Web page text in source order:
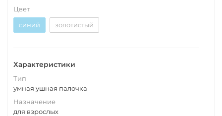
Цвет
синий
золотистый
Характеристики
Тип
умная ушная палочка
Назначение
для взрослых